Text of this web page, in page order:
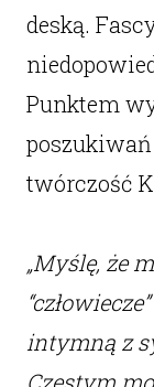
deską.
Punktem
twórczość
„Myślę, że
intymną z